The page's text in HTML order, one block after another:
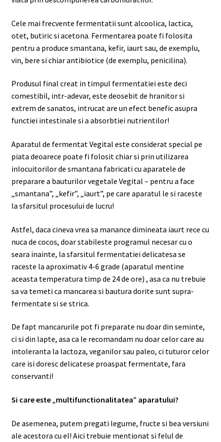
Cele mai frecvente fermentatii sunt alcoolica, lactica,
otet, butiric si acetona. Fermentarea poate fi folosita
pentru a produce smantana, kefir, iaurt sau, de exemplu,
vin, bere si chiar antibiotice (de exemplu, penicilina).
Produsul final creat in timpul fermentatiei este deci
comestibil, intr-adevar, este deosebit de hranitor si
extrem de sanatos, intrucat are un efect benefic asupra
functiei intestinale si a absorbtiei nutrientilor!
Aparatul de fermentat Vegital este considerat special pe
piata deoarece poate fi folosit chiar si prin utilizarea
inlocuitorilor de smantana fabricati cu aparatele de
preparare a bauturilor vegetale Vegital – pentru a face
„smantana”, „kefir”, „iaurt”, pe care aparatul le si raceste
la sfarsitul procesului de lucru!
Astfel, daca cineva vrea sa manance dimineata iaurt rece cu
nuca de cocos, doar stabileste programul necesar cu o
seara inainte, la sfarsitul fermentatiei delicatesa se
raceste la aproximativ 4-6 grade (aparatul mentine
aceasta temperatura timp de 24 de ore) , asa ca nu trebuie
sa va temeti ca mancarea si bautura dorite sunt supra-
fermentate si se strica.
De fapt mancarurile pot fi preparate nu doar din seminte,
ci si din lapte, asa ca le recomandam nu doar celor care au
intoleranta la lactoza, veganilor sau paleo, ci tuturor celor
care isi doresc delicatese proaspat fermentate, fara
conservanti!
Si care este „multifunctionalitatea” aparatului?
De asemenea, putem pregati legume, fructe si bea versiuni
ale acestora cu el! Aici trebuie mentionat si felul de